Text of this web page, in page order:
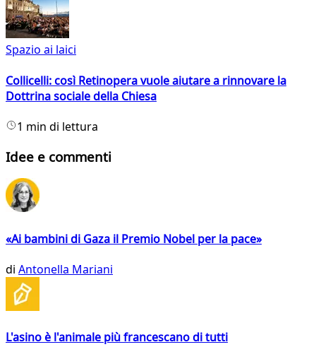
Spazio ai laici
Collicelli: così Retinopera vuole aiutare a rinnovare la
Dottrina sociale della Chiesa
1 min di lettura
Idee e commenti
«Ai bambini di Gaza il Premio Nobel per la pace»
di Antonella Mariani
L'asino è l'animale più francescano di tutti